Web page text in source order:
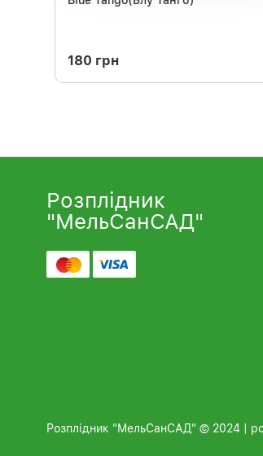
180 грн
Розплідник
"МельСанСАД"
Розплідник "МельСанСАД" © 2024 |